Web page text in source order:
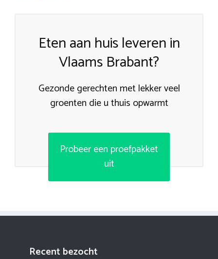
Eten aan huis leveren in
Vlaams Brabant?
Gezonde gerechten met lekker veel
groenten die u thuis opwarmt
Probeer een proefpakket
uit
Recent bezocht